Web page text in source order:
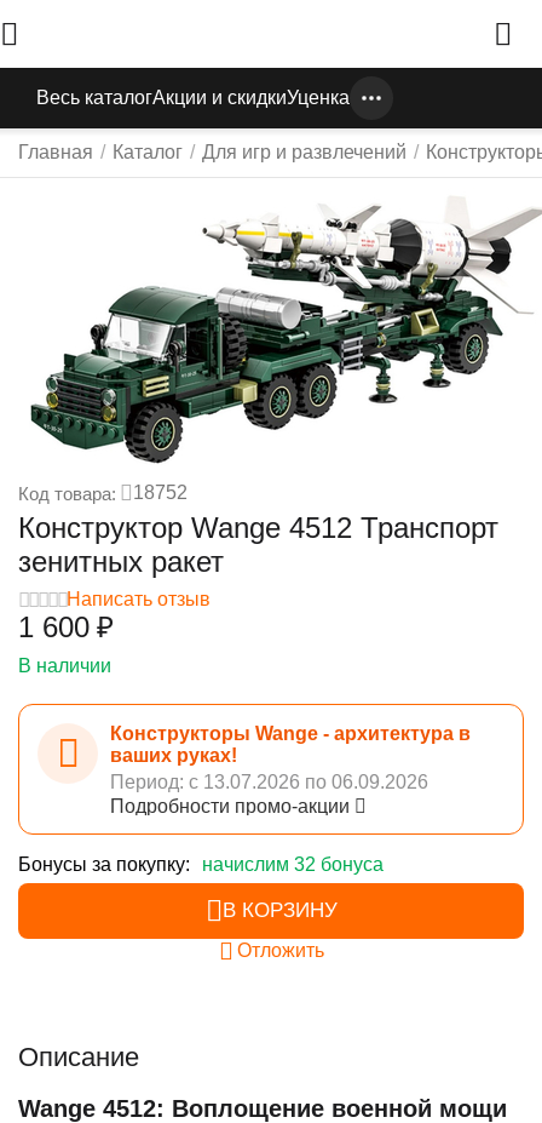
Весь каталогАкции и скидкиУценка
Главная / Каталог / Для игр и развлечений /
Код товара: 18752
Конструктор Wange 4512 Транспорт
зенитных ракет
Написать отзыв
1 600 ₽
В наличии
Конструкторы Wange - архитектура в
ваших руках!
Период: с 13.07.2026 по 06.09.2026
Подробности промо-акции
Бонусы за покупку: начислим 32 бонуса
В КОРЗИНУ
Отложить
Описание
Wange 4512: Воплощение военной мощи